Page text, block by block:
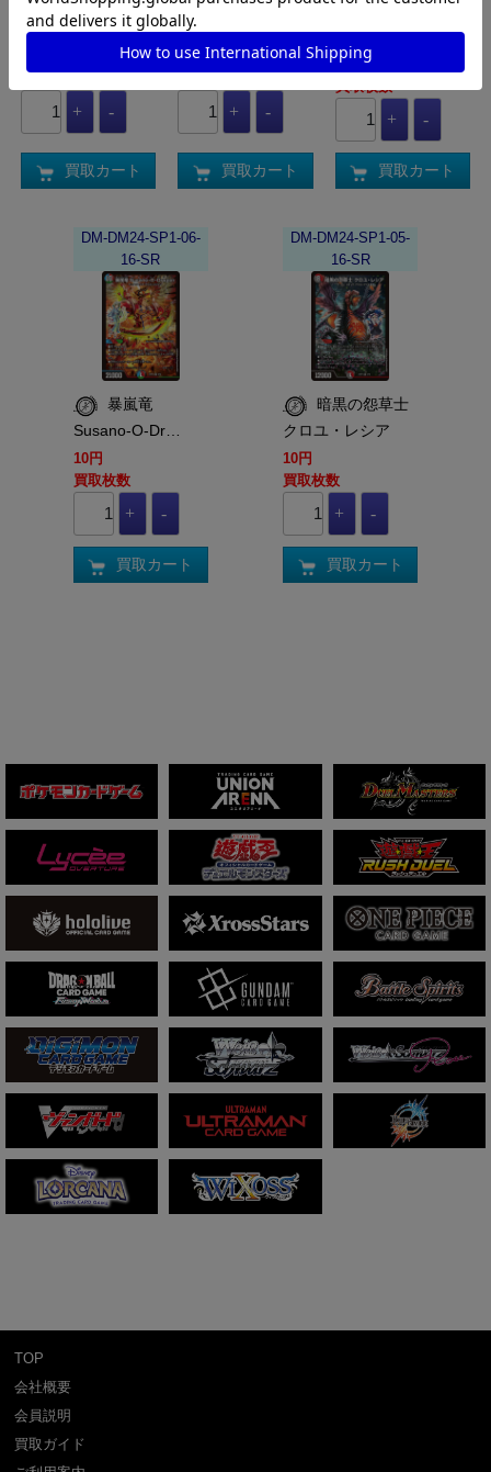
ルヘルム
買取枚数
買取カート
Val-8
30円
買取枚数
買取カート
ザ…
10円
買取カート
DM-DM24-SP1-06-
16-SR
Susano-O-Dr…
10円
買取枚数
買取カート
DM-DM24-SP1-05-
16-SR
クロユ・レシア
10円
買取枚数
買取カート
TOP
会社概要
会員説明
買取ガイド